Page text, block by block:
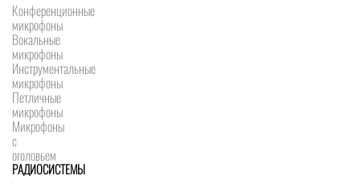
Конференционные
микрофоны
Вокальные
микрофоны
Инструментальные
микрофоны
Петличные
микрофоны
Микрофоны
с
оголовьем
РАДИОСИСТЕМЫ